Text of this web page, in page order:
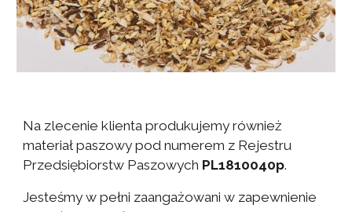
Na zlecenie klienta produkujemy również
materiał paszowy pod numerem z Rejestru
Przedsiębiorstw Paszowych PL1810040p.
Jesteśmy w pełni zaangażowani w zapewnienie